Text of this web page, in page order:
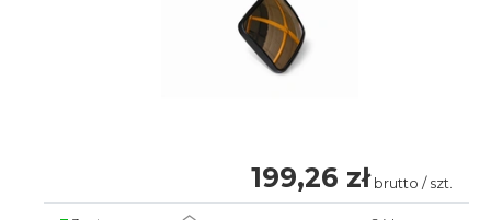
199,26 zł brutto / szt.